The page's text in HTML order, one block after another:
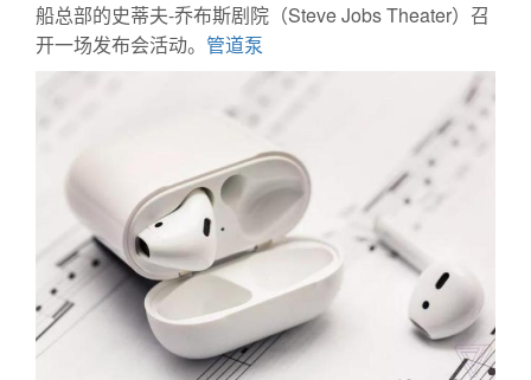
船总部的史蒂夫-乔布斯剧院（Steve Jobs Theater）召
开一场发布会活动。 管道泵